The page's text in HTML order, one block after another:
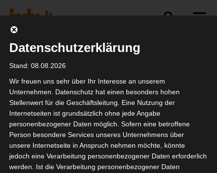
Selbstständigkeit
BAGSV Treffen vom
27.09.
Datenschutzerklärung
Stand: 08.08.2026
Wir freuen uns sehr über Ihr Interesse an unserem
Unternehmen. Datenschutz hat einen besonders hohen
Stellenwert für die Geschäftsleitung. Eine Nutzung der
Internetseiten ist grundsätzlich ohne jede Angabe
personenbezogener Daten möglich. Sofern eine betroffene
Person besondere Services unseres Unternehmens über
unsere Internetseite in Anspruch nehmen möchte, könnte
jedoch eine Verarbeitung personenbezogener Daten erforderlich
werden. Ist die Verarbeitung personenbezogener Daten